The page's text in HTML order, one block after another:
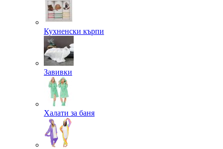
Кухненски кърпи
Завивки
Халати за баня